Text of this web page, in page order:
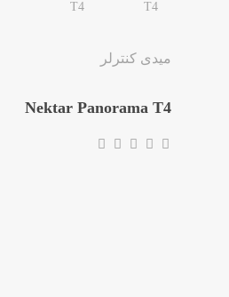
میدی کنترلر
Nektar Panorama T4